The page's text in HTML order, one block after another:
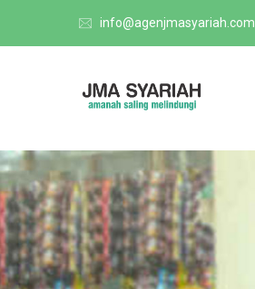
info@agenjmasyariah.com